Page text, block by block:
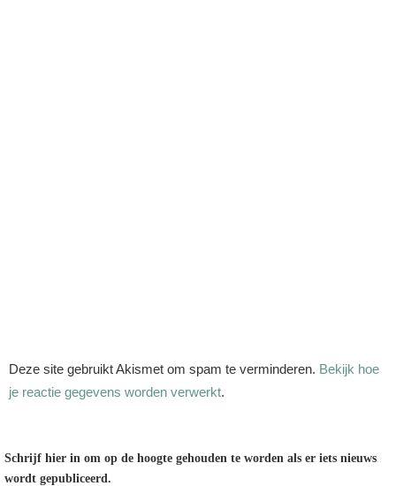
Deze site gebruikt Akismet om spam te verminderen. Bekijk hoe
je reactie gegevens worden verwerkt.
Schrijf hier in om op de hoogte gehouden te worden als er iets nieuws
wordt gepubliceerd.